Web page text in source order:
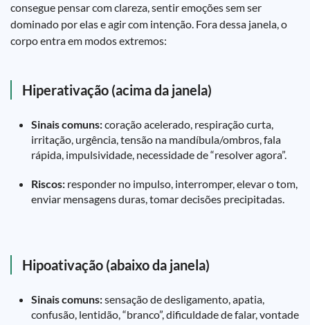
consegue pensar com clareza, sentir emoções sem ser
dominado por elas e agir com intenção. Fora dessa janela, o
corpo entra em modos extremos:
Hiperativação (acima da janela)
Sinais comuns:coração acelerado, respiração curta,
irritação, urgência, tensão na mandíbula/ombros, fala
rápida, impulsividade, necessidade de “resolver agora”.
Riscos: responder no impulso, interromper, elevar o tom,
enviar mensagens duras, tomar decisões precipitadas.
Hipoativação (abaixo da janela)
Sinais comuns:sensação de desligamento, apatia,
confusão, lentidão, “branco”, dificuldade de falar, vontade